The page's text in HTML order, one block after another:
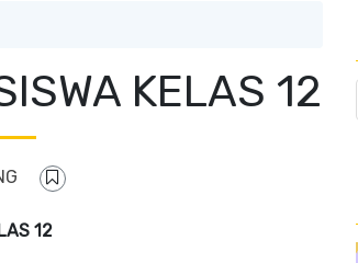
KELAS 12
12